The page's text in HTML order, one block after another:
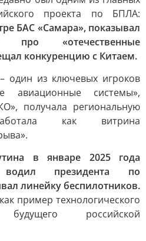
проекта по БПЛА:
БАС «Самара», показывал
про «отечественные
конкуренцию с Китаем.
один из ключевых игроков
авиационные системы»,
получала региональную
как витрина
в январе 2025 года
президента по
линейку беспилотников.
пример технологического
российской